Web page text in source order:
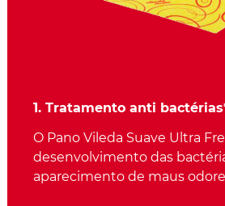
1. Tratamento anti
O Pano Vileda Suave Ultra
desenvolvimento das
aparecimento de maus